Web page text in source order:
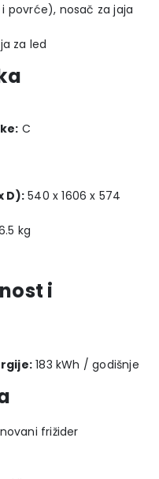
povrće), nosač za jaja
za led
C
D): 540 x 1606 x 574
kg
i
183 kWh / godišnje
frižider